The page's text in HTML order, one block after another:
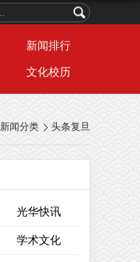
新闻排行
文化校历
新闻分类 头条复旦
光华快讯
学术文化